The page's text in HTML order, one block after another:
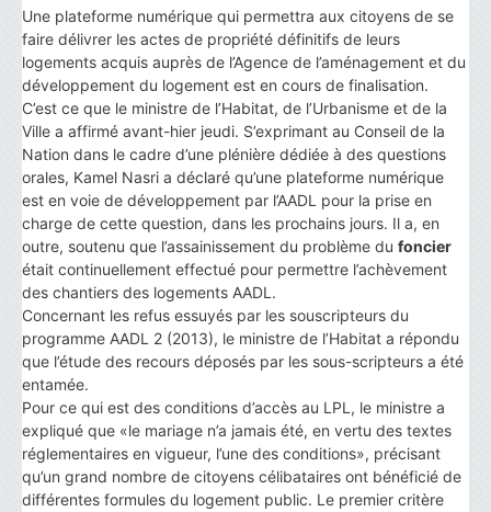
Une plateforme numérique qui permettra aux citoyens de se
faire délivrer les actes de propriété définitifs de leurs
logements acquis auprès de l’Agence de l’aménagement et du
développement du logement est en cours de finalisation.
C’est ce que le ministre de l’Habitat, de l’Urbanisme et de la
Ville a affirmé avant-hier jeudi. S’exprimant au Conseil de la
Nation dans le cadre d’une plénière dédiée à des questions
orales, Kamel Nasri a déclaré qu’une plateforme numérique
est en voie de développement par l’AADL pour la prise en
charge de cette question, dans les prochains jours. Il a, en
outre, soutenu que l’assainissement du problème du foncier
était continuellement effectué pour permettre l’achèvement
des chantiers des logements AADL.
Concernant les refus essuyés par les souscripteurs du
programme AADL 2 (2013), le ministre de l’Habitat a répondu
que l’étude des recours déposés par les sous-scripteurs a été
entamée.
Pour ce qui est des conditions d’accès au LPL, le ministre a
expliqué que «le mariage n’a jamais été, en vertu des textes
réglementaires en vigueur, l’une des conditions», précisant
qu’un grand nombre de citoyens célibataires ont bénéficié de
différentes formules du logement public. Le premier critère